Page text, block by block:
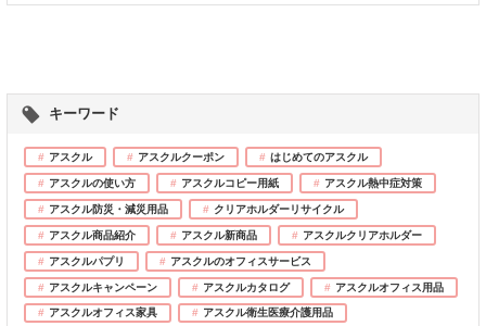
キーワード
アスクル アスクルクーポン はじめてのアスクル
アスクルの使い方 アスクルコピー用紙 アスクル熱中症対策
アスクル防災・減災用品 クリアホルダーリサイクル
アスクル商品紹介 アスクル新商品 アスクルクリアホルダー
アスクルパプリ アスクルのオフィスサービス
アスクルキャンペーン アスクルカタログ アスクルオフィス用品
アスクルオフィス家具 アスクル衛生医療介護用品